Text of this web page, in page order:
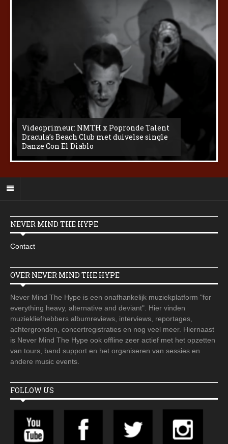
Videoprimeur: NMTH x Popronde Talent
Dracula’s Beach Club met duivelse single
Danze Con El Diablo
NEVER MIND THE HYPE
Contact
OVER NEVER MIND THE HYPE
Never Mind The Hype is een onafhankelijk muziekplatform "for
everything heavy, alternative and deviant". Hier vinden
muziekliefhebbers albumreviews, interviews, reportages,
achtergronden, concertregistraties en nog veel meer. Hiernaast
is Never Mind The Hype ook offline zeer actief met het opzetten
van tours, band support en het organiseren van sessies en
andere music events.
FOLLOW US